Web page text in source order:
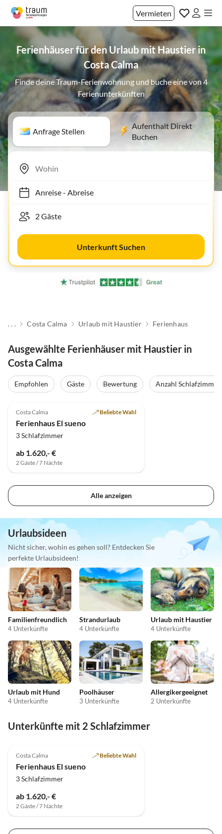
Vermieten
Ferienhäuser für den Urlaub mit Haustier in
Costa Calma
Finde deine Traum-Ferienwohnung und buche eine von 4
Ferienunterkünften
Anfrage Stellen
Aufenthalt Direkt
Buchen
Anreise- Abreise
Unterkunft Suchen
. . . Costa Calma Urlaub mit Haustier Ferienhaus
Ausgewählte Ferienhäuser mit Haustier in
Costa Calma
Empfohlen Gäste Bewertung Anzahl Schlafzimmer
Costa Calma Beliebte Wahl
Ferienhaus El sueno
3 Schlafzimmer
ab 1.620,- €
2 Gäste / 7 Nächte
Alle anzeigen
Urlaubsideen
Nicht sicher, wohin es gehen soll? Entdecken Sie
perfekte Urlaubsideen!
Familienfreundlich
4 Unterkünfte
Strandurlaub
4 Unterkünfte
Urlaub mit Haustier
4 Unterkünfte
Urlaub mit Hund
4 Unterkünfte
Poolhäuser
3 Unterkünfte
Allergikergeeignet
2 Unterkünfte
Unterkünfte mit 2 Schlafzimmer
Costa Calma Beliebte Wahl
Ferienhaus El sueno
3 Schlafzimmer
ab 1.620,- €
2 Gäste / 7 Nächte